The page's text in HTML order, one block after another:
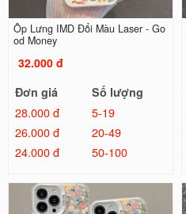
Ốp Lưng IMD Đổi Màu Laser - Go
od Money
32.000 đ
Đơn giá
Số lượng
28.000 đ
5-19
26.000 đ
20-49
24.000 đ
50-100